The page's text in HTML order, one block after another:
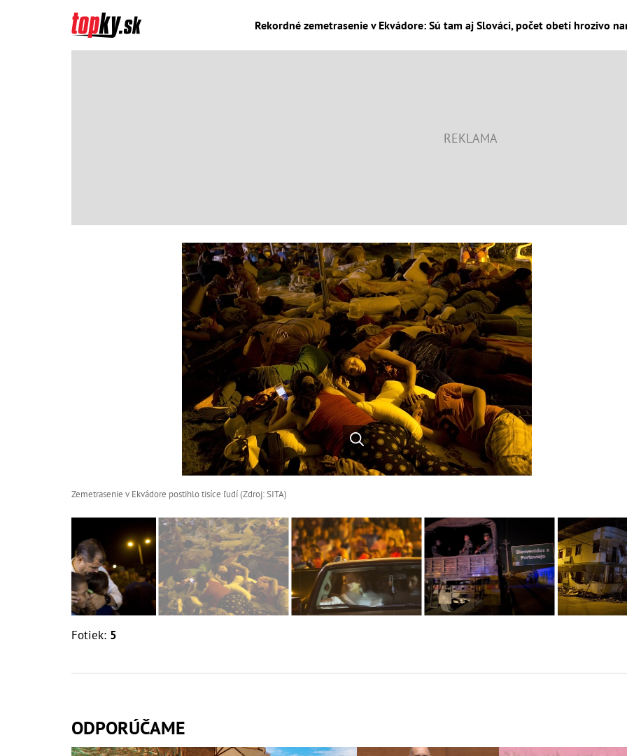
Rekordné zemetrasenie v Ekvádore: Sú tam aj Slováci, počet obetí hrozivo
Zemetrasenie v Ekvádore postihlo tisíce ľudí (Zdroj: SITA)
Fotiek: 5
ODPORÚČAME